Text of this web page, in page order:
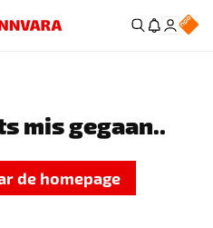
mis gegaan..
de homepage